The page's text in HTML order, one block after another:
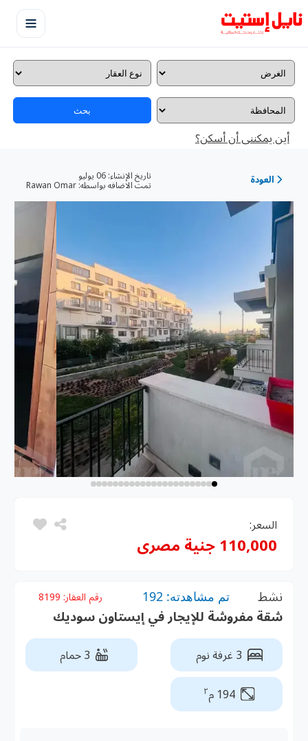
بحث
أين يمكننى أن أسكن؟
العودة تاريخ الإنشاء:
تمت الاضافه بواسطه: Rawan Omar
السعر:
110,000 جنية مصرى
نشط تم مشاهدته: 192 رقم العقار: 8199
شقة مفروشة للإيجار في إيستاون سوديك
3 غرفة نوم 3 حمام
194 م ٢